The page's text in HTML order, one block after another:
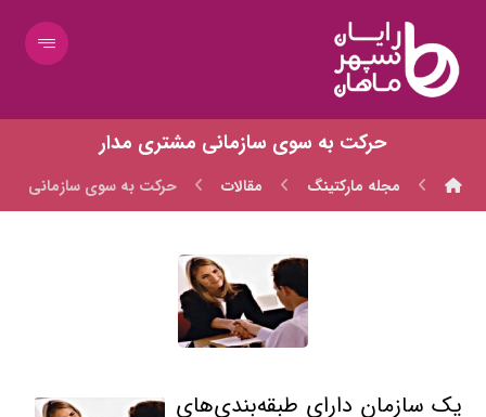
حرکت به سوی سازمانی مشتری مدار
مجله مارکتینگ مقالات حرکت به سوی سازمانی
یک سازمان دارای طبقه‌بندی‌های